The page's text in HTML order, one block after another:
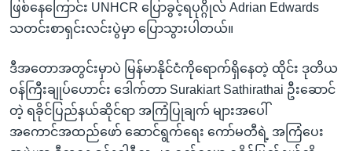
ဖြစ်နေကြောင်း UNHCR ပြောခွင့်ရပုဂ္ဂိုလ် Adrian Edwards
သတင်းစာရှင်းလင်းပွဲမှာ ပြောသွားပါတယ်။
ဒီအတောအတွင်းမှာပဲ မြန်မာနိုင်ငံကိုရောက်ရှိနေတဲ့ ထိုင်း ဒုတိယ
ဝန်ကြီးချုပ်ဟောင်း ဒေါက်တာ Surakiart Sathirathai ဦးဆောင်
တဲ့ ရခိုင်ပြည်နယ်ဆိုင်ရာ အကြံပြုချက် များအပေါ်
အကောင်အထည်ဖော် ဆောင်ရွက်ရေး ကော်မတီရဲ့ အကြံပေး